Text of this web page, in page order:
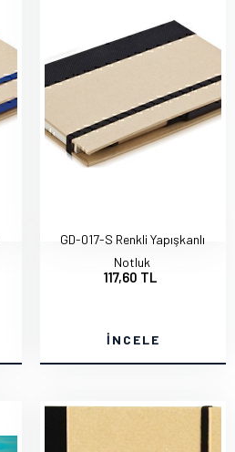
GD-017-S Renkli Yapışkanlı
Notluk
117,60 TL
İNCELE